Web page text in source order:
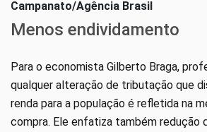
Campanato/Agência Brasil
Menos endividamento
Para o economista Gilberto Braga,
qualquer alteração de tributação que
renda para a população é refletida na
compra. Ele enfatiza também redução